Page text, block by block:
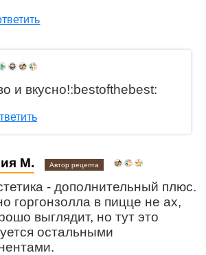
и вкусно!:bestofthebest:
М. Автор рецепта
- дополнительный плюс.
горгонзолла в пицце не ах,
выглядит, но тут это
остальными